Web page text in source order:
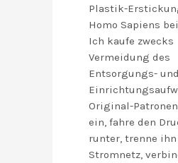
Plastik-
Homo Sapiens
Ich kaufe zwecks
Vermeidung des
Entsorgungs-
Original-
ein, fahre den
runter, trenne ihn
Stromnetz,